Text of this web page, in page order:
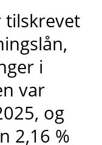
tilskrevet
i
var
og
2,16 %